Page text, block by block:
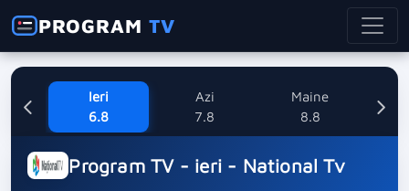
PROGRAMTV
Ieri
6.8
Azi
7.8
Maine
8.8
Program TV - ieri - National Tv